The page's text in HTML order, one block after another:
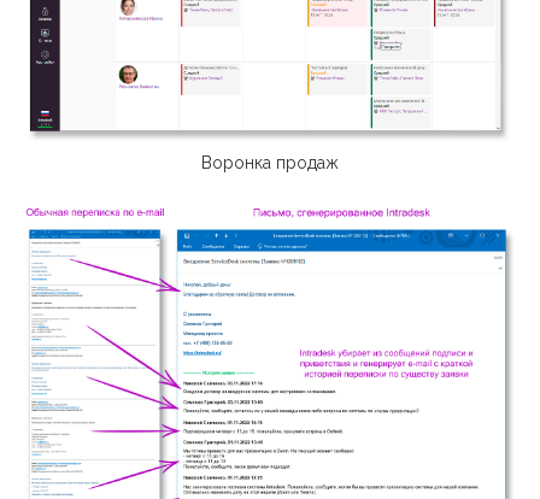
Воронка продаж